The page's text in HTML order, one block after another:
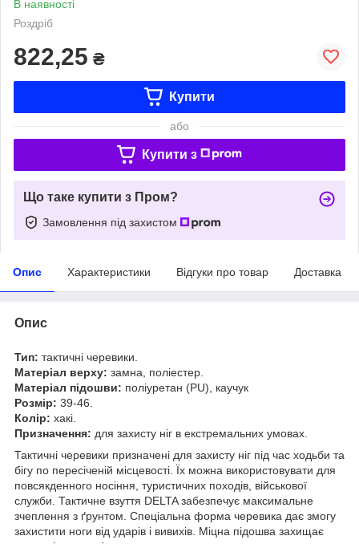
В наявності
Роздріб
822,25 ₴
Купити
або
Купити з
Що таке купити з Пром?
Замовлення під захистом
Опис Характеристики Відгуки про товар Доставка
Опис
Тип: тактичні черевики.
Матеріал верху: замна, поліестер.
Матеріал підошви: поліуретан (PU), каучук
Розмір: 39-46.
Колір: хакі.
Призначення: для захисту ніг в екстремальних умовах.
Тактичні черевики призначені для захисту ніг під час ходьби та
бігу по пересіченій місцевості. Їх можна використовувати для
повсякденного носіння, туристичних походів, військової
служби. Тактичне взуття DELTA забезпечує максимальне
зчеплення з ґрунтом. Спеціальна форма черевика дає змогу
захистити ноги від ударів і вивихів. Міцна підошва захищає